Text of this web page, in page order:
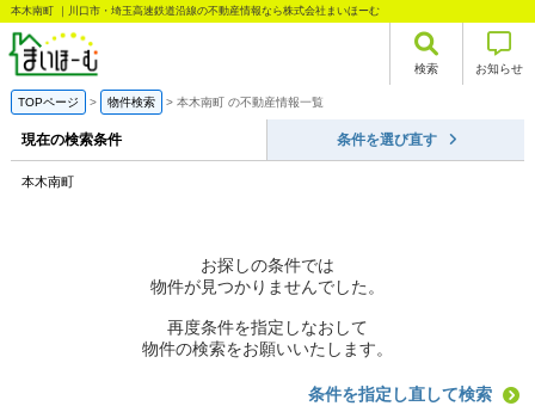
本木南町 ｜川口市・埼玉高速鉄道沿線の不動産情報なら株式会社まいほーむ
検索 お知らせ
TOPページ 物件検索 本木南町 の不動産情報一覧
現在の検索条件 条件を選び直す
本木南町
お探しの条件では
物件が見つかりませんでした。
再度条件を指定しなおして
物件の検索をお願いいたします。
条件を指定し直して検索